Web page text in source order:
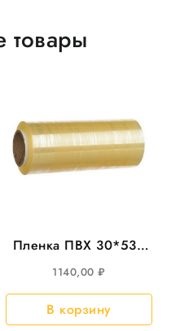
Пленка ПВХ 30*530
Cast 9мкм
(05309;160)
1140,00₽
В корзину